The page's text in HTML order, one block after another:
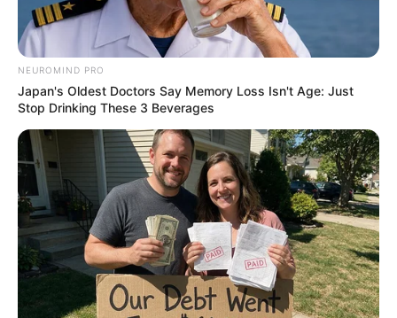
From Baddies To Sweethearts: These 9 Actresses
BRAINBERRIES
NEUROMIND PRO
Japan's Oldest Doctors Say Memory Loss Isn't Age: Just
Stop Drinking These 3 Beverages